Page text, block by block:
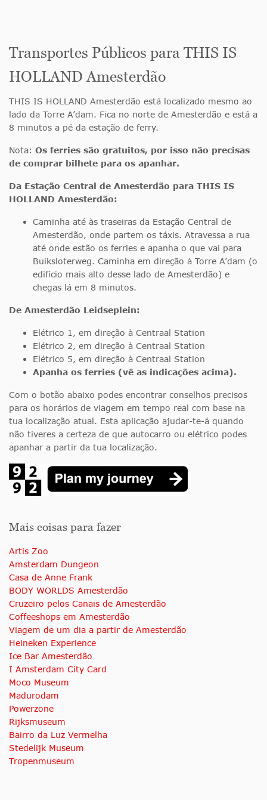
Transportes Públicos para THIS IS
HOLLAND Amesterdão
THIS IS HOLLAND Amesterdão está localizado mesmo ao
lado da Torre A’dam. Fica no norte de Amesterdão e está a
8 minutos a pé da estação de ferry.
Nota: Os ferries são gratuitos, por isso não precisas
de comprar bilhete para os apanhar.
Da Estação Central de Amesterdão para THIS IS
HOLLAND Amesterdão:
Caminha até às traseiras da Estação Central de
Amesterdão, onde partem os táxis. Atravessa a rua
até onde estão os ferries e apanha o que vai para
Buiksloterweg. Caminha em direção à Torre A’dam (o
edifício mais alto desse lado de Amesterdão) e
chegas lá em 8 minutos.
De Amesterdão Leidseplein:
Elétrico 1, em direção à Centraal Station
Elétrico 2, em direção à Centraal Station
Elétrico 5, em direção à Centraal Station
Apanha os ferries (vê as indicações acima).
Com o botão abaixo podes encontrar conselhos precisos
para os horários de viagem em tempo real com base na
tua localização atual. Esta aplicação ajudar-te-á quando
não tiveres a certeza de que autocarro ou elétrico podes
apanhar a partir da tua localização.
Mais coisas para fazer
Artis Zoo
Amsterdam Dungeon
Casa de Anne Frank
BODY WORLDS Amesterdão
Cruzeiro pelos Canais de Amesterdão
Coffeeshops em Amesterdão
Viagem de um dia a partir de Amesterdão
Heineken Experience
Ice Bar Amesterdão
I Amsterdam City Card
Moco Museum
Madurodam
Powerzone
Rijksmuseum
Bairro da Luz Vermelha
Stedelijk Museum
Tropenmuseum